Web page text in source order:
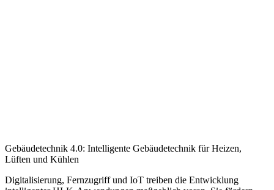
Gebäudetechnik 4.0: Intelligente Gebäudetechnik für Heizen,
Lüften und Kühlen
Digitalisierung, Fernzugriff und IoT treiben die Entwicklung